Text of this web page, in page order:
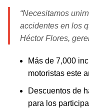
“Necesitamos
accidentes en los
Héctor Flores,
Más de 7,000
motoristas este
Descuentos de
para los